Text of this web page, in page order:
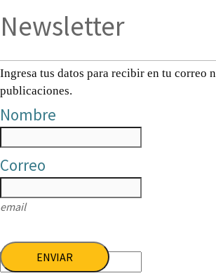
Newsletter
Ingresa tus datos para recibir en tu correo
publicaciones.
Nombre
Correo
email
ENVIAR